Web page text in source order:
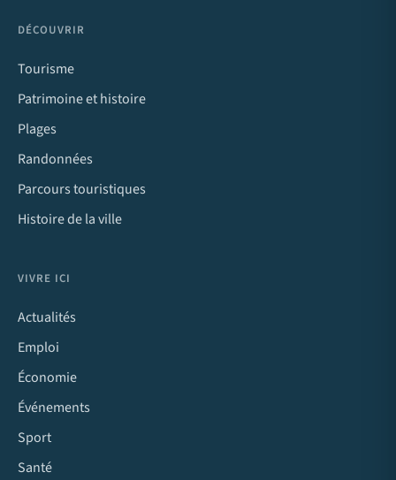
DÉCOUVRIR
Tourisme
Patrimoine et histoire
Plages
Randonnées
Parcours touristiques
Histoire de la ville
VIVRE ICI
Actualités
Emploi
Économie
Événements
Sport
Santé